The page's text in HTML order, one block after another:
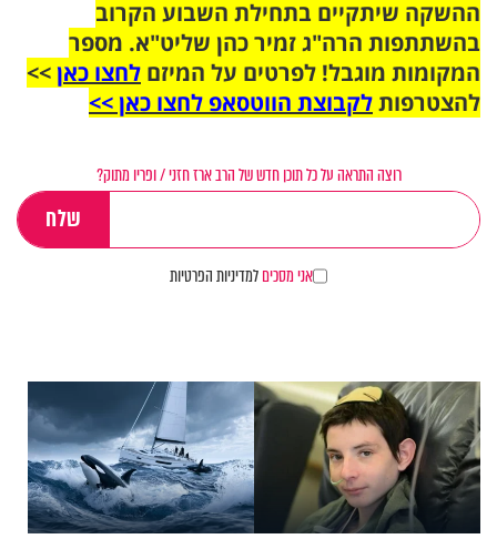
ההשקה שיתקיים בתחילת השבוע הקרוב
בהשתתפות הרה"ג זמיר כהן שליט"א. מספר
המקומות מוגבל! לפרטים על המיזם לחצו כאן>>
להצטרפותלקבוצת הווטסאפ לחצו כאן >>
רוצה התראה על כל תוכן חדש של הרב ארז חזני / ופריו מתוק?
אני מסכיםלמדיניות הפרטיות